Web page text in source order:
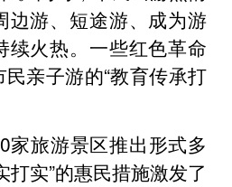
边游、短途游、成为游
续火热。一些红色革命
亲子游的“教育传承打
家旅游景区推出形式多
打实”的惠民措施激发了